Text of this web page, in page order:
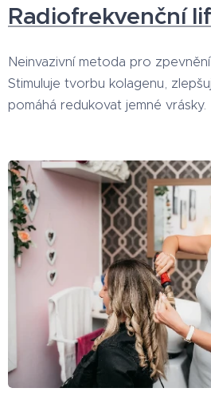
Radiofrekvenční
Neinvazivní metoda pro
Stimuluje tvorbu kolagenu,
pomáhá redukovat jemné vrásky.